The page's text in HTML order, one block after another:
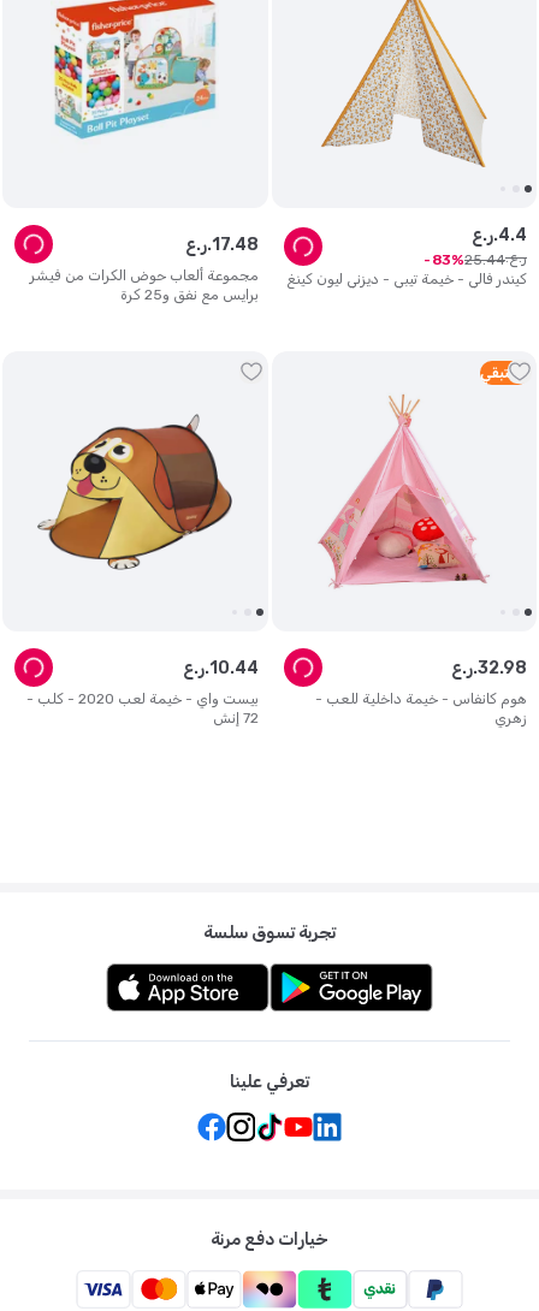
كيندر فالي - خيمة تيبي - ديزني ليون كينغ
ر.ع.4.4
ر.ع. 25.44
83
مجموعة ألعاب حوض الكرات من فيشر
برايس مع نفق و25 كرة
ر.ع.17.48
5 متبقي
هوم كانفاس - خيمة داخلية للعب -
زهري
ر.ع.32.98
بيست واي - خيمة لعب 2020 - كلب -
72 إنش
ر.ع.10.44
تجربة تسوق سلسة
تعرفي علينا
خيارات دفع مرنة